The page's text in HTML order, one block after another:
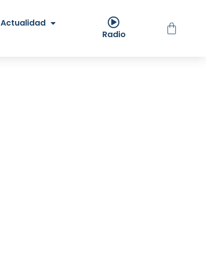
Actualidad
Radio